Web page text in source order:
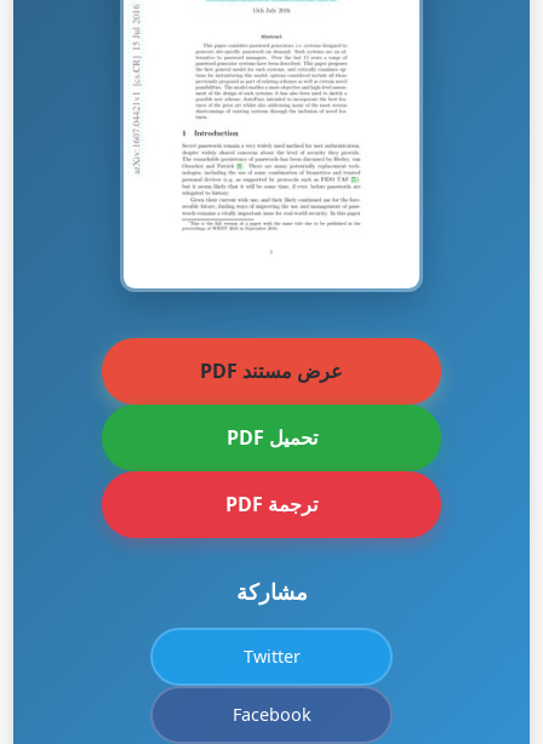
عرض مستند PDF
تحميل PDF
ترجمة PDF
مشاركة
Twitter
Facebook